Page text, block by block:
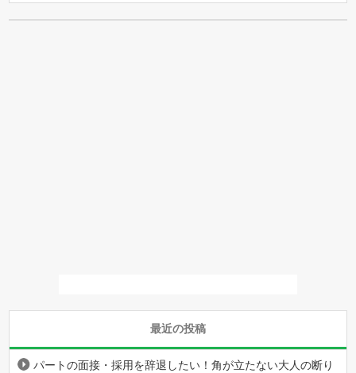
最近の投稿
パートの面接・採用を辞退したい！角が立たない大人の断り